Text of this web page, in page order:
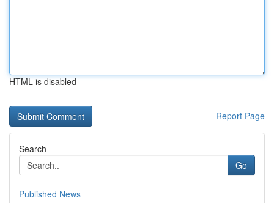
HTML is disabled
Report Page
Search
Go
Published News